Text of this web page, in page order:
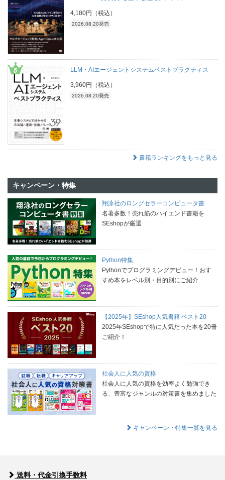
4,180円（税込）
2026.08.20発売
LLM・AIエージェントシステムベストプラクティス
3,960円（税込）
2026.08.20発売
書籍ランキングをもっと見る
キャンペーン・特集
翔泳社のロングセラーコンピュータ書
名著多数！売れ筋のハイエンド書籍を
SEshopが厳選
Python特集
Pythonでプログラミングデビュー！おす
すめ本をレベル別・目的別にご紹介
【2025年】SEshop人気書籍 ベスト20
2025年SEshopで特に人気だった本を20冊
ご紹介！
社会人に人気の資格
社会人に人気の資格を効率よく勉強でき
る、豊富なジャンルの対策書を集めました
キャンペーン・特集一覧を見る
送料・代金引換手数料